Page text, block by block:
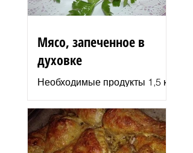
Мясо, запеченное в
духовке
Необходимые продукты 1,5 кг
паприка смесь сухих
итальянских трав черный
молотый перец 2–3 ст. л.